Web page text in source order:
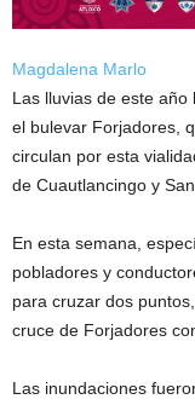
Magdalena Marlo
Las lluvias de este
el bulevar Forjadores,
circulan por esta
de Cuautlancingo y
En esta semana,
pobladores y
para cruzar dos
cruce de Forjadores
Las inundaciones